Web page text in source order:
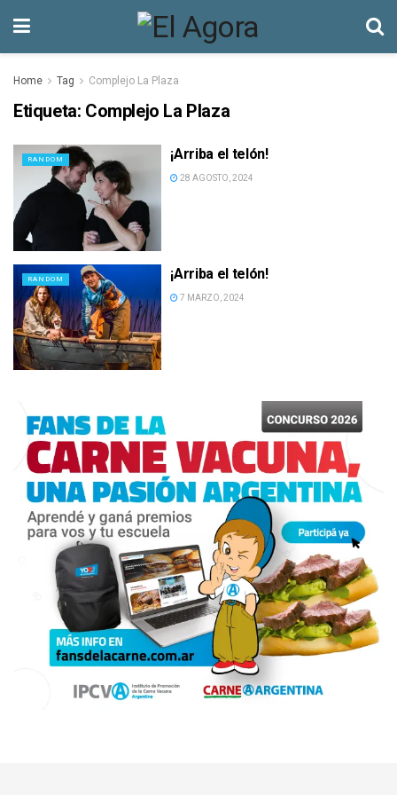
Home Tag Complejo La Plaza
Etiqueta: Complejo La Plaza
RANDOM ¡Arriba el telón!
28 AGOSTO, 2024
RANDOM ¡Arriba el telón!
7 MARZO, 2024